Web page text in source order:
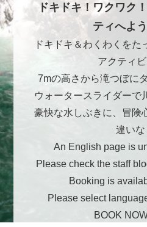
ドキドキ！ワクワク
ティへよ
ドキドキ＆わくわくをた
アクティビ
7mの高さから滝つぼに
ウォータースライダーで
豪快な水しぶきに、冒険
違いな
An English page is
Please check the staff
Booking is
Please select
BOOK